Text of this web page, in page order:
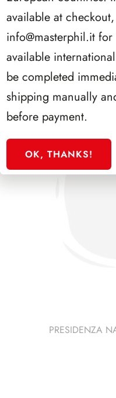
PRESIDENZA
available at
info@masterphil.it for
available
be completed
shipping manually
before payment.
OK, THANKS!